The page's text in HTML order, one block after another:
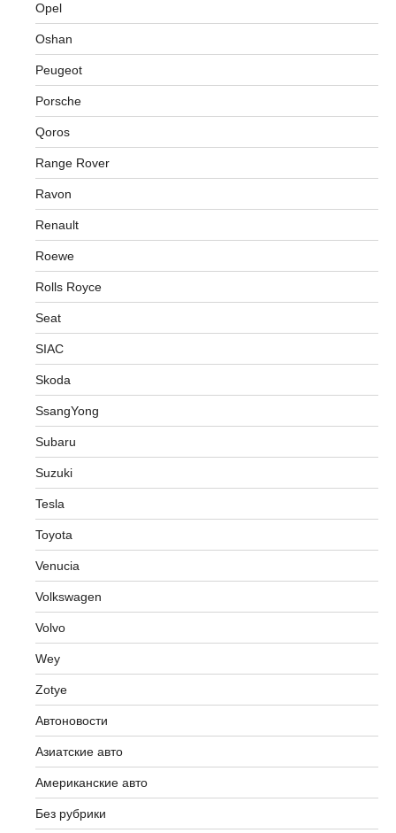
Opel
Oshan
Peugeot
Porsche
Qoros
Range Rover
Ravon
Renault
Roewe
Rolls Royce
Seat
SIAC
Skoda
SsangYong
Subaru
Suzuki
Tesla
Toyota
Venucia
Volkswagen
Volvo
Wey
Zotye
Автоновости
Азиатские авто
Американские авто
Без рубрики